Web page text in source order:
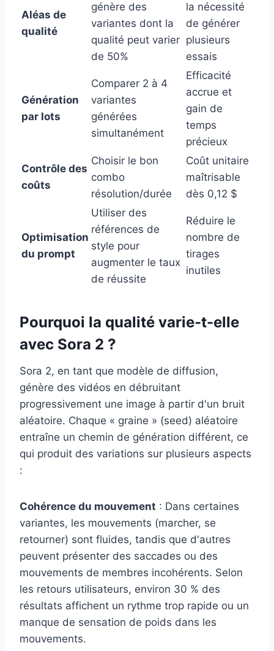
Aléas de
qualité
génère des
variantes dont la
qualité peut varier
de 50%
la nécessité
de générer
plusieurs
essais
Génération
par lots
Comparer 2 à 4
variantes
générées
simultanément
Efficacité
accrue et
gain de
temps
précieux
Contrôle des
coûts
Choisir le bon
combo
résolution/durée
Coût unitaire
maîtrisable
dès 0,12 $
Optimisation
du prompt
Utiliser des
références de
style pour
augmenter le taux
de réussite
Réduire le
nombre de
tirages
inutiles
Pourquoi la qualité varie-t-elle
avec Sora 2 ?
Sora 2, en tant que modèle de diffusion,
génère des vidéos en débruitant
progressivement une image à partir d'un bruit
aléatoire. Chaque « graine » (seed) aléatoire
entraîne un chemin de génération différent, ce
qui produit des variations sur plusieurs aspects
:
Cohérence du mouvement : Dans certaines
variantes, les mouvements (marcher, se
retourner) sont fluides, tandis que d'autres
peuvent présenter des saccades ou des
mouvements de membres incohérents. Selon
les retours utilisateurs, environ 30 % des
résultats affichent un rythme trop rapide ou un
manque de sensation de poids dans les
mouvements.